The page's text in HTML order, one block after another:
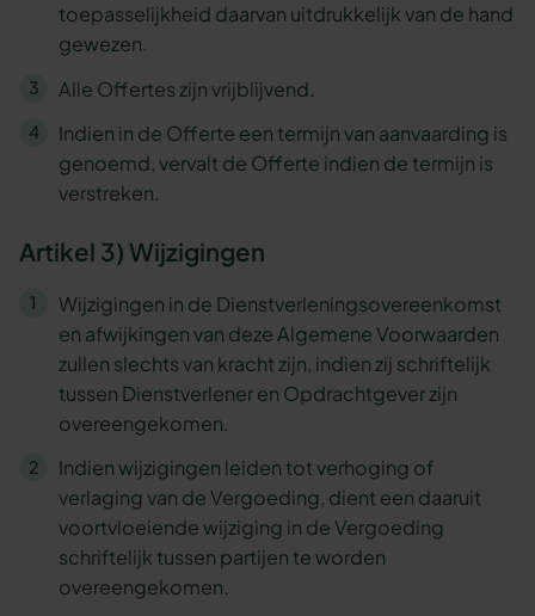
toepasselijkheid daarvan uitdrukkelijk van de hand
gewezen.
Alle Offertes zijn vrijblijvend.
Indien in de Offerte een termijn van aanvaarding is
genoemd, vervalt de Offerte indien de termijn is
verstreken.
Artikel 3) Wijzigingen
Wijzigingen in de Dienstverleningsovereenkomst
en afwijkingen van deze Algemene Voorwaarden
zullen slechts van kracht zijn, indien zij schriftelijk
tussen Dienstverlener en Opdrachtgever zijn
overeengekomen.
Indien wijzigingen leiden tot verhoging of
verlaging van de Vergoeding, dient een daaruit
voortvloeiende wijziging in de Vergoeding
schriftelijk tussen partijen te worden
overeengekomen.